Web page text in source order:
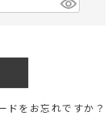
ドをお忘れですか？